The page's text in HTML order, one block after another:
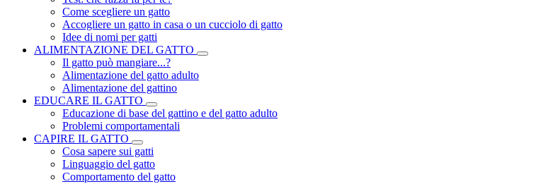
Come scegliere un gatto
Accogliere un gatto in casa o un cucciolo di gatto
Idee di nomi per gatti
ALIMENTAZIONE DEL GATTO
Il gatto può mangiare...?
Alimentazione del gatto adulto
Alimentazione del gattino
EDUCARE IL GATTO
Educazione di base del gattino e del gatto adulto
Problemi comportamentali
CAPIRE IL GATTO
Cosa sapere sui gatti
Linguaggio del gatto
Comportamento del gatto